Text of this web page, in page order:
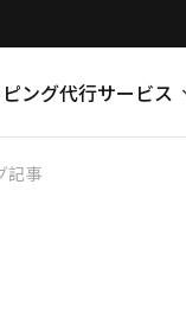
ング代行サービス
記事